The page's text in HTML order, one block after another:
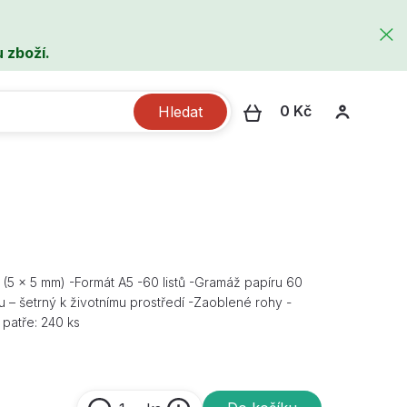
zboží.
Hledat 0 Kč
× 5 mm) -Formát A5 -60 listů -Gramáž papíru 60
šetrný k životnímu prostředí -Zaoblené rohy -
240 ks